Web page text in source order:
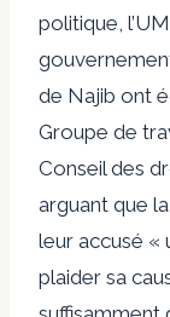
politique,
de Najib ont
Groupe de
Conseil des
arguant que
leur accusé «
plaider sa